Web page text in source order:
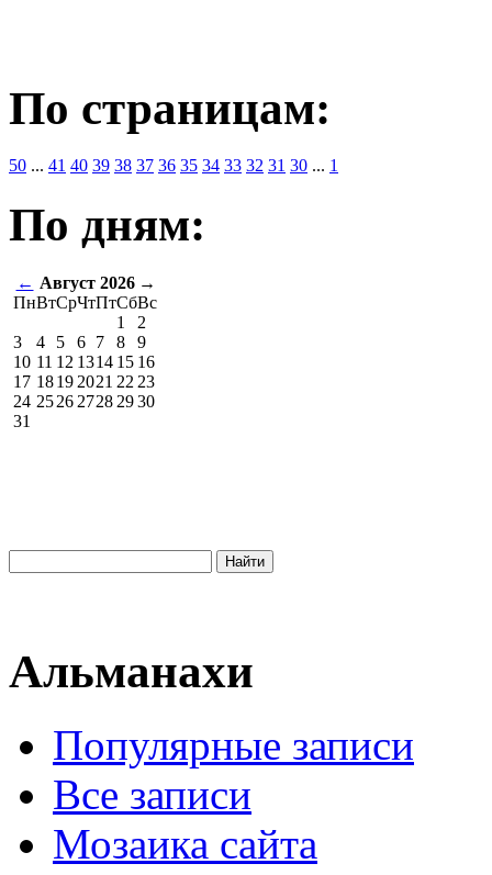
По страницам:
50 ... 41 40 39 38 37 36 35 34 33 32 31 30 ... 1
По дням:
← Август 2026 →
ПнВтСрЧтПтСбВс
1
2
3
4 5 6 7 8
9
10 11 12 1314 15 16
17 1819 2021 22 23
24 2526 2728 2930
31
Альманахи
Популярные записи
Все записи
Мозаика сайта